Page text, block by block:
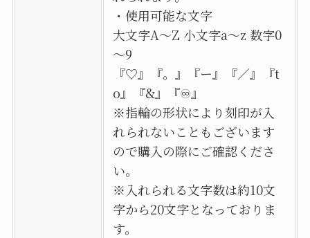
・使用可能な文字
大文字A〜Z 小文字a〜z 数字0
～9
『♡』『。』『ー』『／』『t
o』『&』『♾』
※指輪の形状により刻印が入
れられないこともございます
ので購入の際にご確認くださ
い。
※入れられる文字数は約10文
字から20文字となっておりま
す。